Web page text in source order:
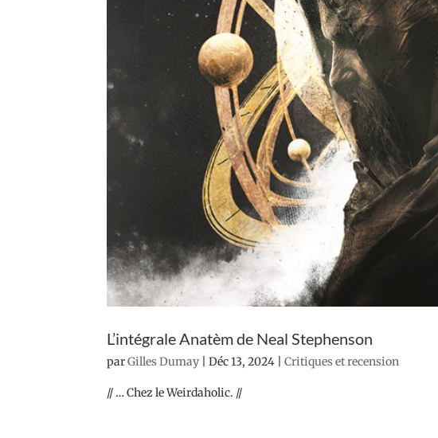
L’intégrale Anatèm de Neal Stephenson
parGilles Dumay |Déc 13, 2024 |Critiques et recension
// … Chez le Weirdaholic. //